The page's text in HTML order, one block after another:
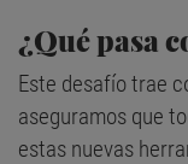
¿Qué pasa
Este desafío trae
aseguramos que
estas nuevas